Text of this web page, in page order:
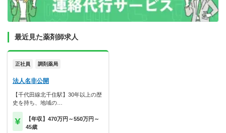
最近見た薬剤師求人
正社員 調剤薬局
法人名非公開
【千代田線北千住駅】30年以上の歴
史を持ち、地域の…
【年収】470万円～550万円～
45歳